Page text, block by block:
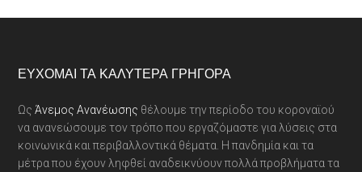
Footer
ΕΎΧΟΜΑΙ ΤΑ ΚΑΛΎΤΕΡΑ ΓΡΉΓΟΡΑ
ΩςΆνεμος Ανανέωσης θέλουμε την περίοδο του κοροναϊού
να ανανεώσουμε τον τρόπο που εργαζόμαστε για λύσεις στα
κοινωνικά και περιβαλλοντικά θέματα. Η πανδημία και τα
μέτρα που έχουν ληφθεί αναδεικνύουν πολλά προβλήματα τα